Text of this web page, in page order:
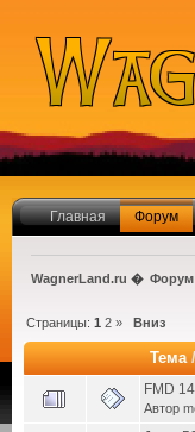
Главная Форум
WagnerLand.ru � Форум
Страницы:1 2 » Вниз
Тема
FMD
Автор